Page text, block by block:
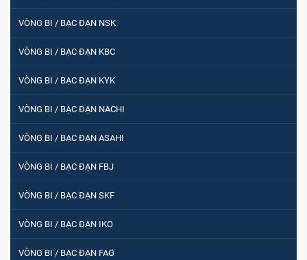
VÒNG BI / BẠC ĐẠN NSK
VÒNG BI / BẠC ĐẠN KBC
VÒNG BI / BẠC ĐẠN KYK
VÒNG BI / BẠC ĐẠN NACHI
VÒNG BI / BẠC ĐẠN ASAHI
VÒNG BI / BẠC ĐẠN FBJ
VÒNG BI / BẠC ĐẠN SKF
VÒNG BI / BẠC ĐẠN IKO
VÒNG BI / BẠC ĐẠN FAG